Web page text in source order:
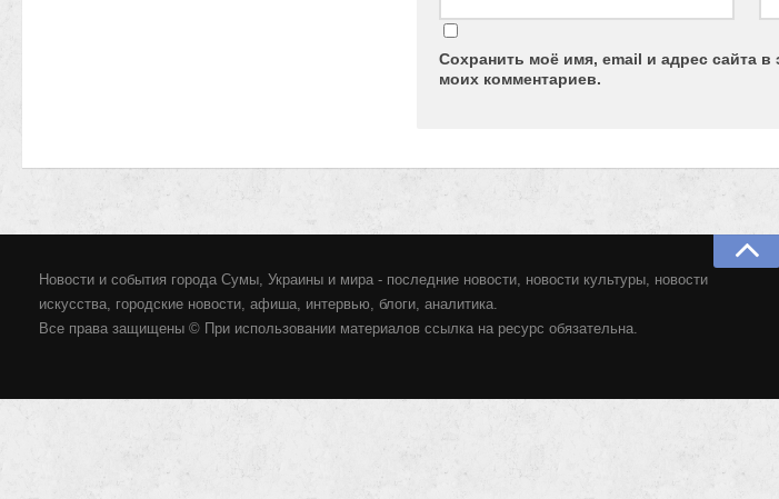
Сохранить моё имя, email и адрес сайта
моих комментариев.
Новости и события города Сумы, Украины и мира - последние новости, новости культуры, новости
искусства, городские новости, афиша, интервью, блоги, аналитика.
Все права защищены © При использовании материалов ссылка на ресурс обязательна.